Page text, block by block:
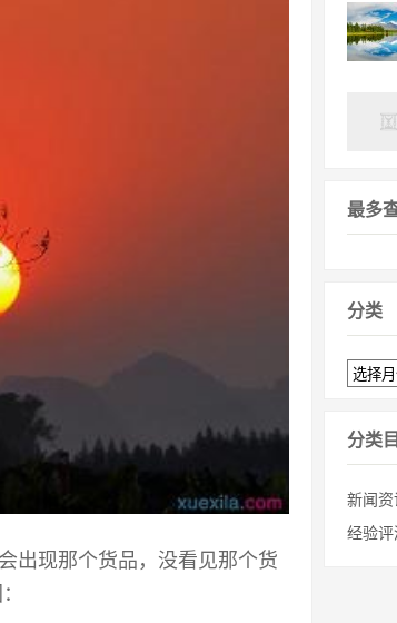
出现那个货品，没看见那个货
最多
分类
分类
新闻资
经验评